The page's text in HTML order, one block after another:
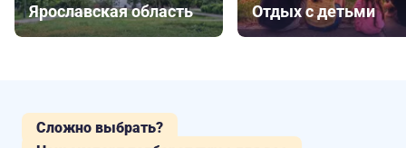
Ярославская область Отдых с детьми
Сложно выбрать?